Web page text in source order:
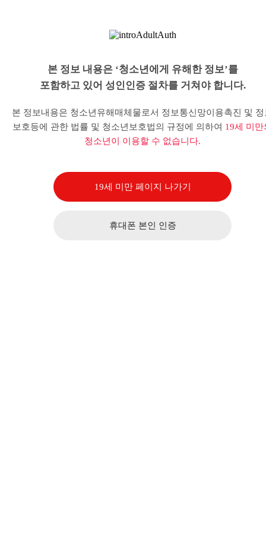
본 정보 내용은 ‘청소년에게 유해한 정보’를
포함하고 있어 성인인증 절차를 거쳐야 합니다.
본 정보내용은 청소년유해매체물로서 정보통신망이용촉진 및 정
보호등에 관한 법률 및 청소년보호법의 규정에 의하여 19세 미만
청소년이 이용할 수 없습니다.
19세 미만 페이지 나가기
휴대폰 본인 인증